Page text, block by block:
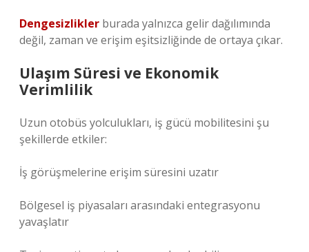
Dengesizlikler burada yalnızca gelir dağılımında
değil, zaman ve erişim eşitsizliğinde de ortaya çıkar.
Ulaşım Süresi ve Ekonomik
Verimlilik
Uzun otobüs yolculukları, iş gücü mobilitesini şu
şekillerde etkiler:
İş görüşmelerine erişim süresini uzatır
Bölgesel iş piyasaları arasındaki entegrasyonu
yavaşlatır